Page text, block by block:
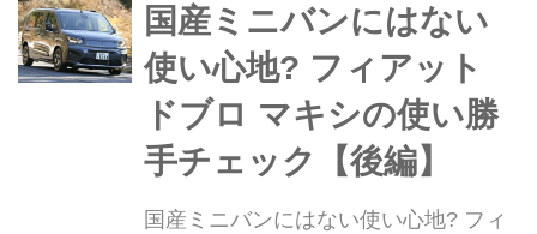
現した画期的なユニットで、大きな課
題となっていたCO2排出量削減に対す
るフィアットの回答として...
国産ミニバンにはない
使い心地? フィアット
ドブロ マキシの使い勝
手チェック【後編】
国産ミニバンにはない使い心地? フィ